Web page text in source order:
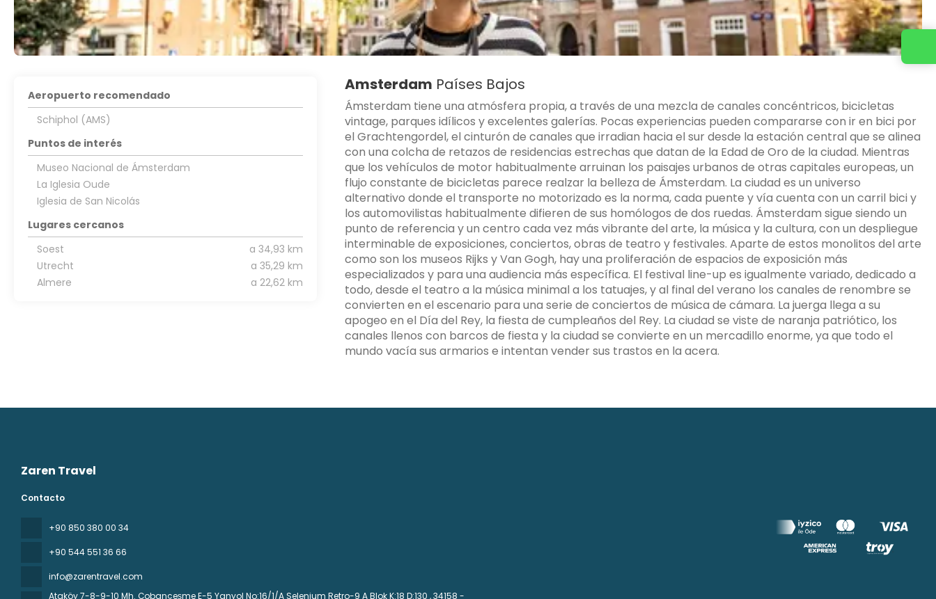
Amsterdam Países Bajos
Ámsterdam tiene una atmósfera propia, a través de una mezcla de canales concéntricos, bicicletas
vintage, parques idílicos y excelentes galerías. Pocas experiencias pueden compararse con ir en bici por
el Grachtengordel, el cinturón de canales que irradian hacia el sur desde la estación central que se alinea
con una colcha de retazos de residencias estrechas que datan de la Edad de Oro de la ciudad. Mientras
que los vehículos de motor habitualmente arruinan los paisajes urbanos de otras capitales europeas, un
flujo constante de bicicletas parece realzar la belleza de Ámsterdam. La ciudad es un universo
alternativo donde el transporte no motorizado es la norma, cada puente y vía cuenta con un carril bici y
los automovilistas habitualmente difieren de sus homólogos de dos ruedas. Ámsterdam sigue siendo un
punto de referencia y un centro cada vez más vibrante del arte, la música y la cultura, con un despliegue
interminable de exposiciones, conciertos, obras de teatro y festivales. Aparte de estos monolitos del arte
como son los museos Rijks y Van Gogh, hay una proliferación de espacios de exposición más
especializados y para una audiencia más específica. El festival line-up es igualmente variado, dedicado a
todo, desde el teatro a la música minimal a los tatuajes, y al final del verano los canales de renombre se
convierten en el escenario para una serie de conciertos de música de cámara. La juerga llega a su
apogeo en el Día del Rey, la fiesta de cumpleaños del Rey. La ciudad se viste de naranja patriótico, los
canales llenos con barcos de fiesta y la ciudad se convierte en un mercadillo enorme, ya que todo el
mundo vacía sus armarios e intentan vender sus trastos en la acera.
Aeropuerto recomendado
Schiphol (AMS)
Puntos de interés
Museo Nacional de Ámsterdam
La Iglesia Oude
Iglesia de San Nicolás
Lugares cercanos
Soest
a 34,93 km
Utrecht
a 35,29 km
Almere
a 22,62 km
Zaren Travel
Contacto
+90 850 380 00 34
+90 544 551 36 66
info@zarentravel.com
Ataköy 7-8-9-10 Mh. Çobançeşme E-5 Yanyol No:16/1/A Selenium Retro-9 A Blok K:18 D:130 , 34158 -
Contacta con nosotros